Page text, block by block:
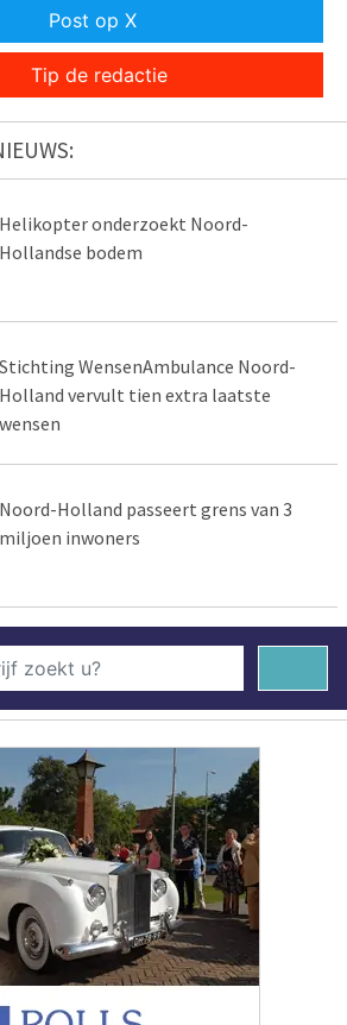
Post op X
Tip de redactie
Helikopter onderzoekt Noord-
Hollandse bodem
Stichting WensenAmbulance Noord-
Holland vervult tien extra laatste
wensen
Noord-Holland passeert grens van 3
miljoen inwoners